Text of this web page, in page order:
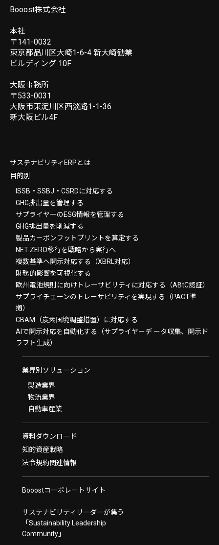
Booost株式会社
本社
〒141-0032
東京都品川区大崎1-6-4 新大崎勧業
ビルディング 10F
大阪事務所
〒533-0031
大阪市東淀川区西淡路1-1-36
新大阪ビル4F
サステナビリティERPとは
目的別
ISSB・SSBJ・CSRDに対応する
GHG排出量を管理する
サプライヤーのESG情報を管理する
GHG排出量を削減する
製品カーボンフットプリントを算定する
NET-ZERO移行を戦略から実行へ
複数基準へ開示対応する（XBRL対応）
財務的影響を可視化する
欧州電池規則に向けトレーサビリティに対応する（ABtC認証）
サプライチェーンのトレーサビリティを実現する（PACT準
拠）
CBAM（炭素国境調整措置）に対応する
AIで開示対応を自動化する（サプライヤーデ ータ収集、開示ド
ラフト生成）
業界別ソリューション
製造業界
物流業界
自動車産業
資料ダウンロード
知的資産戦略
法令規約関連情報
Booostコーポレートサイト
サステナビリティリーダーが集う
「Sustainability Leadership
Community」